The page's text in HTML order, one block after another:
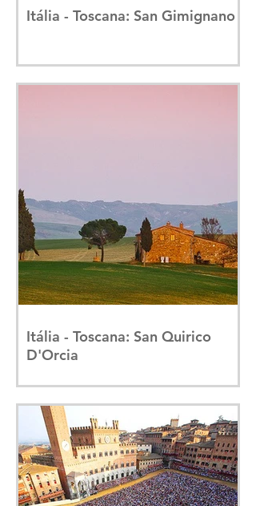
Itália - Toscana: San Gimignano
Itália - Toscana: San Quirico
D'Orcia